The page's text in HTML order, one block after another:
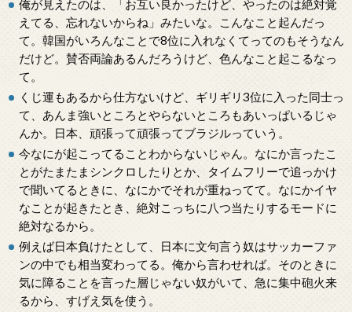
俺が見えたのは、「お互い良かったけど、やったのは絶対覚
えてる、忘れないからね」みたいな。こんなこと起んだっ
て。韓国がいろんなことで8位に入れなくてってのもそうなん
だけど。賛否両論あるんだろうけど、色んなこと起こるなっ
て。
くじ運もあるから仕方ないけど、ギリギリ3位に入った同士っ
て、あんま強いところとやらないところもあいっぱいるじゃ
んか。日本、頑張って頑張ってブラジルっていう。
今なにが起こってることわからないじゃん。なにか言ったこ
とがたまたまシンクロしたりとか、タイムフリーで追っかけ
で聞いてるときに、なにかでそれが重ねってて。なにかイヤ
なことが起きたとき、絶対こっちに八つ当たりするモードに
絶対なるから。
例えば日本負けたとして、日本に文句言う奴はサッカーファ
ンの中でも相当変わってる。俺から言わせれば。そのときに
気に障ることを言った層じゃない奴がいて、急に集中砲火来
るから、すげえ気を使う。